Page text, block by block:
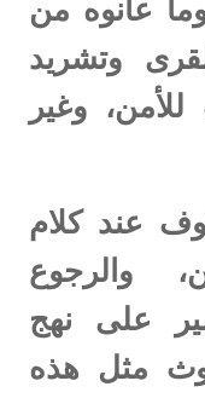
عانوه من
وتشريد
وغير
عند كلام
والرجوع
على نهج
مثل هذه